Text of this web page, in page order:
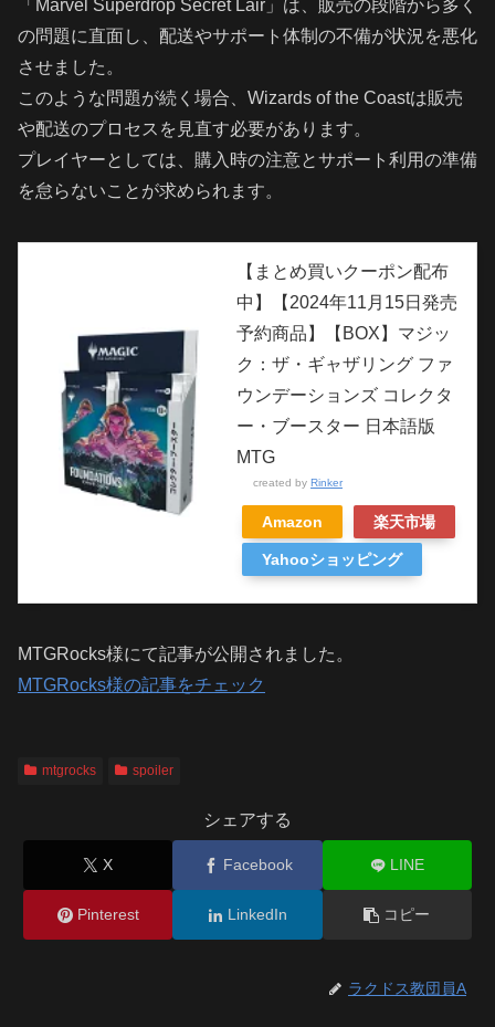
「Marvel Superdrop Secret Lair」は、販売の段階から多く
の問題に直面し、配送やサポート体制の不備が状況を悪化
させました。
このような問題が続く場合、Wizards of the Coastは販売
や配送のプロセスを見直す必要があります。
プレイヤーとしては、購入時の注意とサポート利用の準備
を怠らないことが求められます。
【まとめ買いクーポン配布
中】【2024年11月15日発売
予約商品】【BOX】マジッ
ク：ザ・ギャザリング ファ
ウンデーションズ コレクタ
ー・ブースター 日本語版
MTG
created by Rinker
Amazon 楽天市場
Yahooショッピング
MTGRocks様にて記事が公開されました。
MTGRocks様の記事をチェック
mtgrocks spoiler
シェアする
X Facebook LINE
Pinterest LinkedIn コピー
ラクドス教団員A